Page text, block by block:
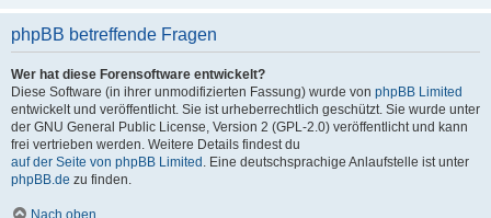
phpBB betreffende Fragen
Wer hat diese Forensoftware entwickelt?
Diese Software (in ihrer unmodifizierten Fassung) wurde von phpBB Limited
entwickelt und veröffentlicht. Sie ist urheberrechtlich geschützt. Sie wurde unter
der GNU General Public License, Version 2 (GPL-2.0) veröffentlicht und kann
frei vertrieben werden. Weitere Details findest du
auf der Seite von phpBB Limited . Eine deutschsprachige Anlaufstelle ist unter
phpBB.de zu finden.
Nach oben